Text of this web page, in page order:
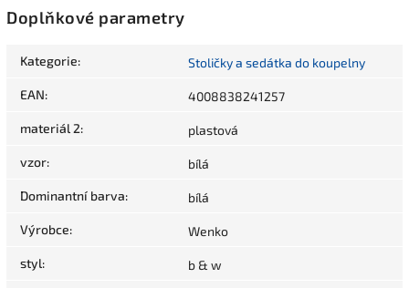
Doplňkové parametry
Kategorie: Stoličky a sedátka do koupelny
EAN: 4008838241257
materiál 2: plastová
vzor: bílá
Dominantní barva: bílá
Výrobce: Wenko
styl: b & w